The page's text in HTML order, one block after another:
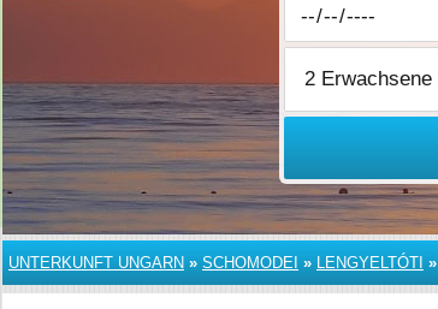
UNTERKUNFT UNGARN » SCHOMODEI » LENGYELTÓTI »